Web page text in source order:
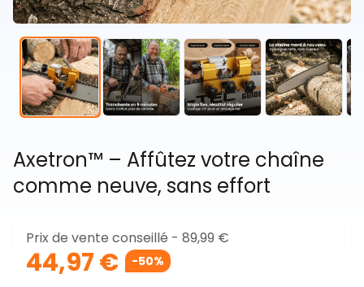
Axetron™ – Affûtez votre chaîne
comme neuve, sans effort
Prix de vente conseillé - 89,99 €
44,97 € -50%